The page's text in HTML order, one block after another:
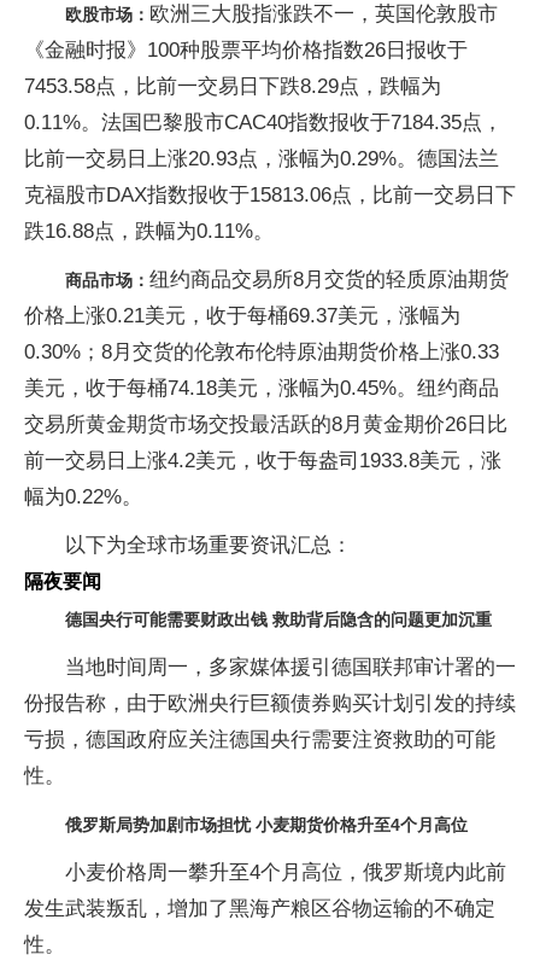
欧股市场： 欧洲三大股指涨跌不一，英国伦敦股市
《金融时报》100种股票平均价格指数26日报收于
7453.58点，比前一交易日下跌8.29点，跌幅为
0.11%。法国巴黎股市CAC40指数报收于7184.35点，
比前一交易日上涨20.93点，涨幅为0.29%。德国法兰
克福股市DAX指数报收于15813.06点，比前一交易日下
跌16.88点，跌幅为0.11%。
商品市场： 纽约商品交易所8月交货的轻质原油期货
价格上涨0.21美元，收于每桶69.37美元，涨幅为
0.30%；8月交货的伦敦布伦特原油期货价格上涨0.33
美元，收于每桶74.18美元，涨幅为0.45%。纽约商品
交易所黄金期货市场交投最活跃的8月黄金期价26日比
前一交易日上涨4.2美元，收于每盎司1933.8美元，涨
幅为0.22%。
以下为全球市场重要资讯汇总：
隔夜要闻
德国央行可能需要财政出钱 救助背后隐含的问题更加沉重
当地时间周一，多家媒体援引德国联邦审计署的一
份报告称，由于欧洲央行巨额债券购买计划引发的持续
亏损，德国政府应关注德国央行需要注资救助的可能
性。
俄罗斯局势加剧市场担忧 小麦期货价格升至4个月高位
小麦价格周一攀升至4个月高位，俄罗斯境内此前
发生武装叛乱，增加了黑海产粮区谷物运输的不确定
性。